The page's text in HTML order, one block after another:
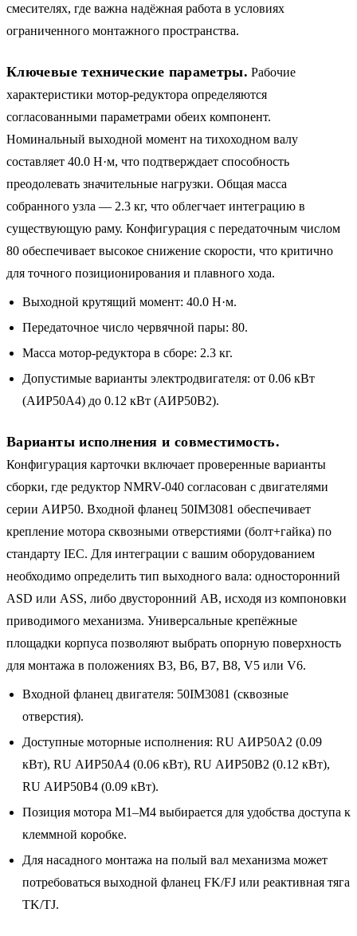
смесителях, где важна надёжная работа в условиях
ограниченного монтажного пространства.
Ключевые технические параметры. Рабочие
характеристики мотор-редуктора определяются
согласованными параметрами обеих компонент.
Номинальный выходной момент на тихоходном валу
составляет 40.0 Н·м, что подтверждает способность
преодолевать значительные нагрузки. Общая масса
собранного узла — 2.3 кг, что облегчает интеграцию в
существующую раму. Конфигурация с передаточным числом
80 обеспечивает высокое снижение скорости, что критично
для точного позиционирования и плавного хода.
Выходной крутящий момент: 40.0 Н·м.
Передаточное число червячной пары: 80.
Масса мотор-редуктора в сборе: 2.3 кг.
Допустимые варианты электродвигателя: от 0.06 кВт
(АИР50A4) до 0.12 кВт (АИР50B2).
Варианты исполнения и совместимость.
Конфигурация карточки включает проверенные варианты
сборки, где редуктор NMRV-040 согласован с двигателями
серии АИР50. Входной фланец 50IM3081 обеспечивает
крепление мотора сквозными отверстиями (болт+гайка) по
стандарту IEC. Для интеграции с вашим оборудованием
необходимо определить тип выходного вала: односторонний
ASD или ASS, либо двусторонний AB, исходя из компоновки
приводимого механизма. Универсальные крепёжные
площадки корпуса позволяют выбрать опорную поверхность
для монтажа в положениях B3, B6, B7, B8, V5 или V6.
Входной фланец двигателя: 50IM3081 (сквозные
отверстия).
Доступные моторные исполнения: RU АИР50A2 (0.09
кВт), RU АИР50A4 (0.06 кВт), RU АИР50B2 (0.12 кВт),
RU АИР50B4 (0.09 кВт).
Позиция мотора M1–M4 выбирается для удобства доступа к
клеммной коробке.
Для насадного монтажа на полый вал механизма может
потребоваться выходной фланец FK/FJ или реактивная тяга
TK/TJ.